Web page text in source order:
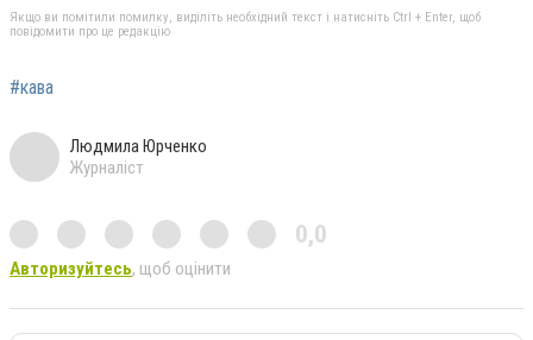
Якщо ви помітили помилку, виділіть необхідний текст і натисніть Ctrl + Enter, щоб
повідомити про це редакцію
#кава
Людмила Юрченко
Журналіст
0,0
Авторизуйтесь, щоб оцінити